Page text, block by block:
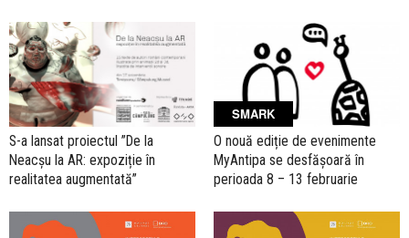
S-a lansat proiectul ”De la
Neacșu la AR: expoziție în
realitatea augmentată”
SMARK
O nouă ediție de evenimente
MyAntipa se desfășoară în
perioada 8 – 13 februarie